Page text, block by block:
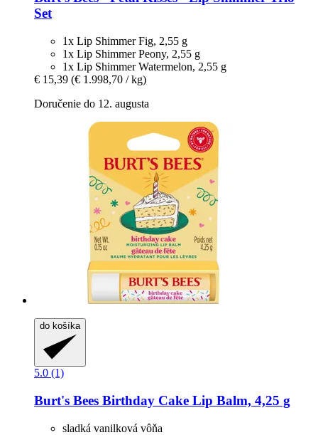
Set
1x Lip Shimmer Fig, 2,55 g
1x Lip Shimmer Peony, 2,55 g
1x Lip Shimmer Watermelon, 2,55 g
€ 15,39 (€ 1.998,70 / kg)
Doručenie do 12. augusta
do košíka
5.0 (1)
Burt's Bees Birthday Cake Lip Balm, 4,25 g
sladká vanilková vôňa